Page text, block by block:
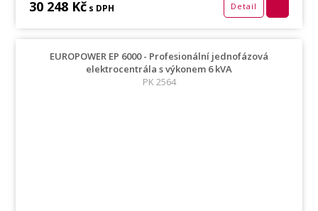
30 248 Kč s DPH Detail
EUROPOWER EP 6000 - Profesionální jednofázová
elektrocentrála s výkonem 6 kVA
PK 2564